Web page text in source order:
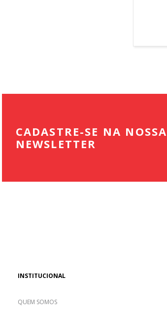
CADASTRE-SE NA NOSSA
NEWSLETTER
INSTITUCIONAL
QUEM SOMOS